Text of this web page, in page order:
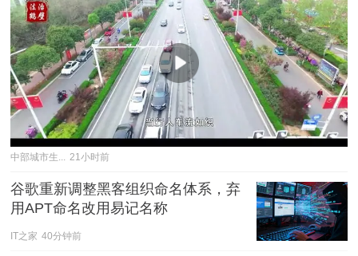
中部城市生... 21小时前
谷歌重新调整黑客组织命名体系，弃
用APT命名改用易记名称
IT之家 40分钟前